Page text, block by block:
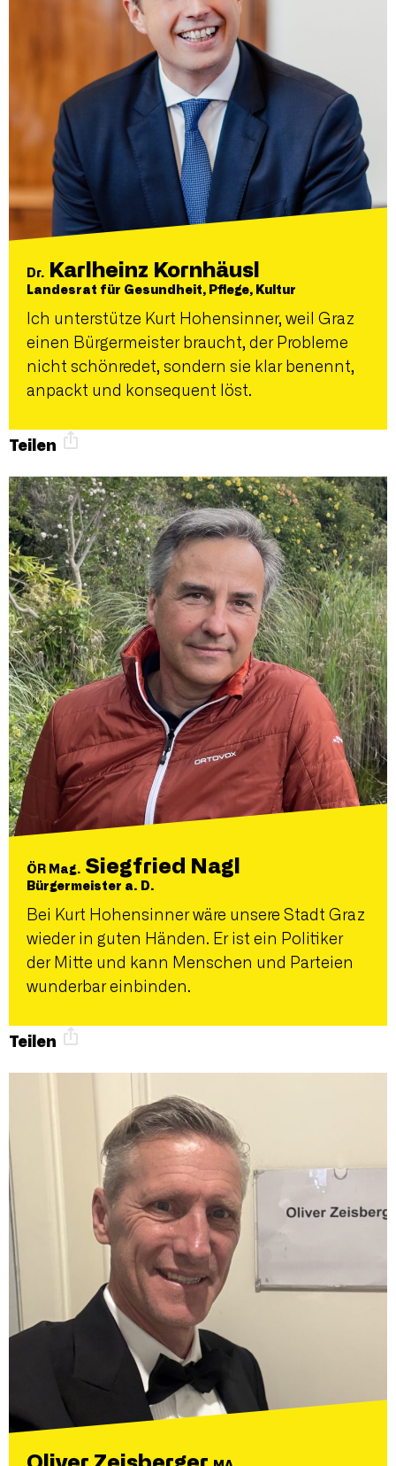
Dr. Karlheinz Kornhäusl
Landesrat für Gesundheit, Pflege, Kultur
Ich unterstütze Kurt Hohensinner, weil Graz
einen Bürgermeister braucht, der Probleme
nicht schönredet, sondern sie klar benennt,
anpackt und konsequent löst.
Teilen
ÖR Mag. Siegfried Nagl
Bürgermeister a. D.
Bei Kurt Hohensinner wäre unsere Stadt Graz
wieder in guten Händen. Er ist ein Politiker
der Mitte und kann Menschen und Parteien
wunderbar einbinden.
Teilen